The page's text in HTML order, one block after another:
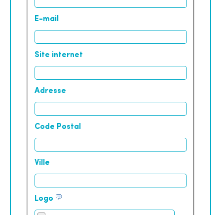
E-mail
Site internet
Adresse
Code Postal
Ville
Logo